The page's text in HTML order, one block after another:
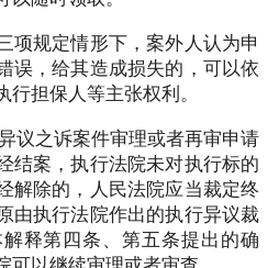
规定情形下，案外人认为申
误，给其造成损失的，可以依
担保人等主张权利。
之诉案件审理或者再审申请
结案，执行法院未对执行标的
解除的，人民法院应当裁定终
由执行法院作出的执行异议裁
释第四条、第五条提出的确